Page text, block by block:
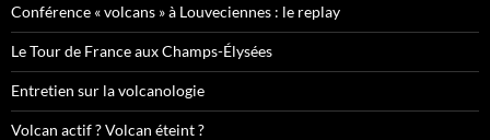
Conférence « volcans » à Louveciennes : le replay
Le Tour de France aux Champs-Élysées
Entretien sur la volcanologie
Volcan actif ? Volcan éteint ?